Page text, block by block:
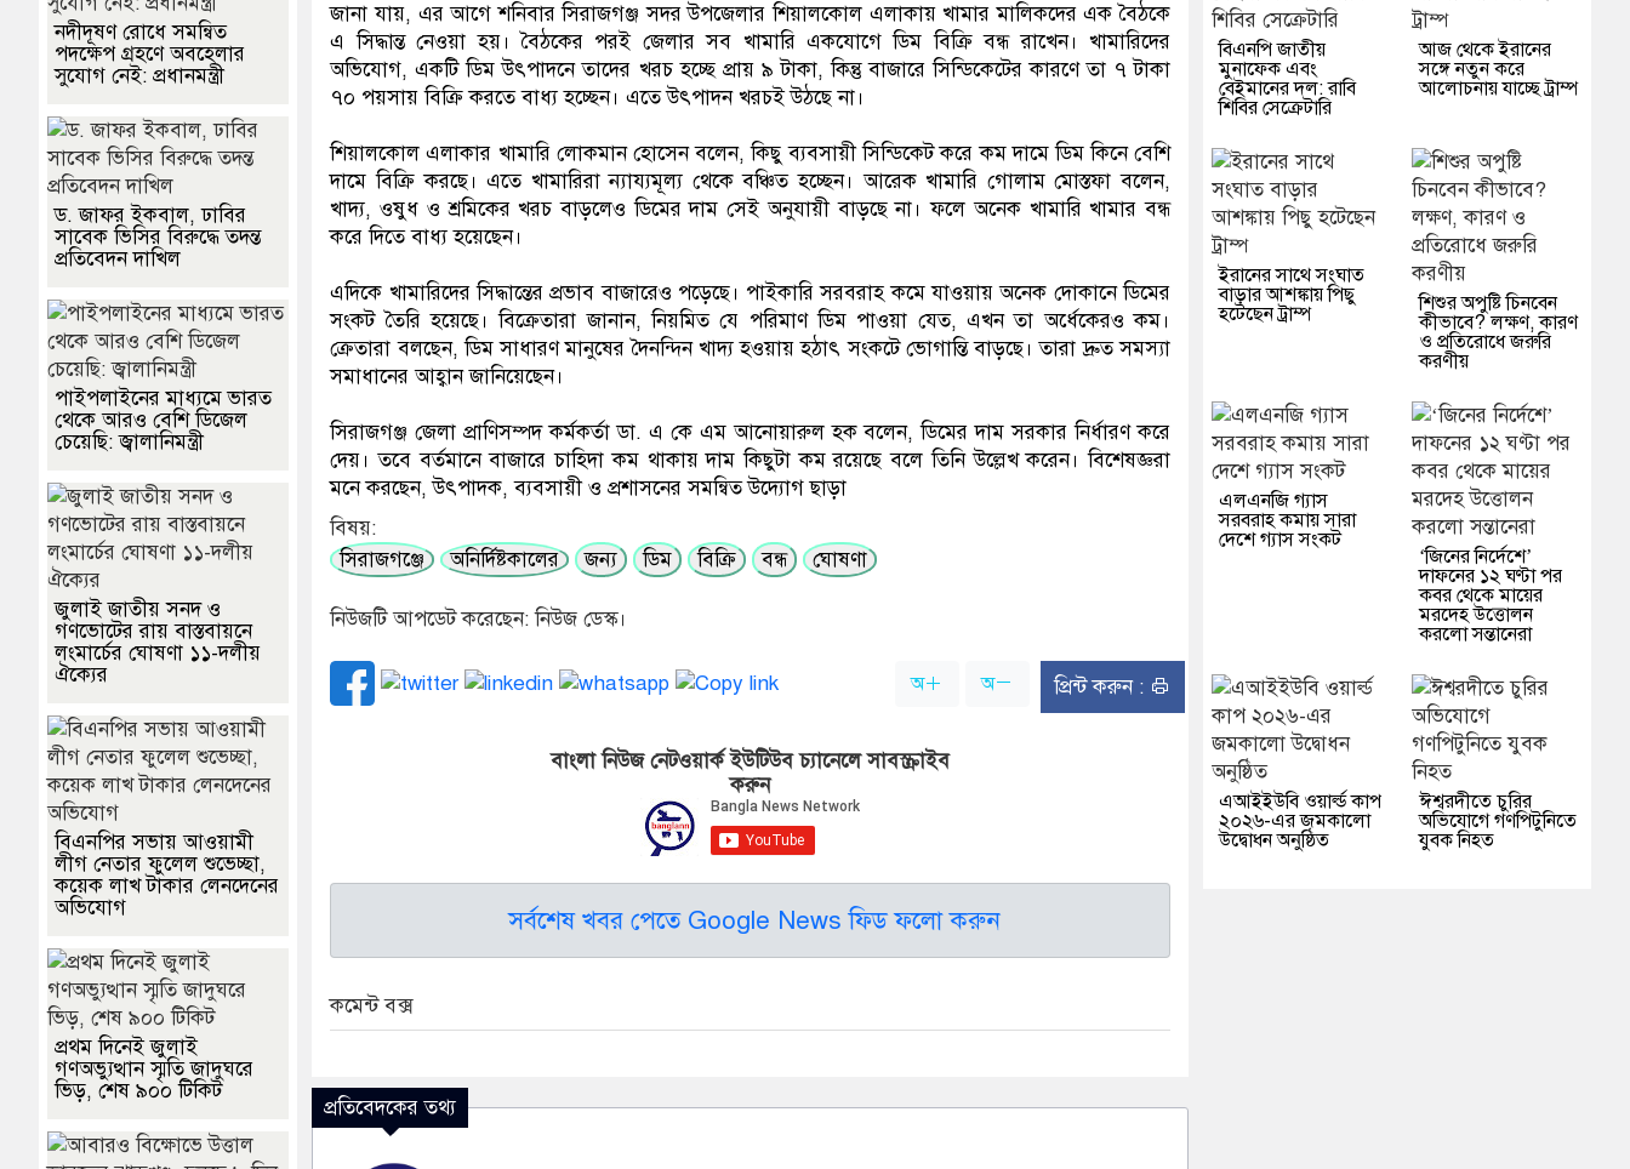
জানা যায়, এর আগে শনিবার সিরাজগঞ্জ সদর উপজেলার শিয়ালকোল এলাকায় খামার মালিকদের এক বৈঠকে
এ সিদ্ধান্ত নেওয়া হয়। বৈঠকের পরই জেলার সব খামারি একযোগে ডিম বিক্রি বন্ধ রাখেন। খামারিদের
অভিযোগ, একটি ডিম উৎপাদনে তাদের খরচ হচ্ছে প্রায় ৯ টাকা, কিন্তু বাজারে সিন্ডিকেটের কারণে তা ৭ টাকা
৭০ পয়সায় বিক্রি করতে বাধ্য হচ্ছেন। এতে উৎপাদন খরচই উঠছে না।
শিয়ালকোল এলাকার খামারি লোকমান হোসেন বলেন, কিছু ব্যবসায়ী সিন্ডিকেট করে কম দামে ডিম কিনে বেশি
দামে বিক্রি করছে। এতে খামারিরা ন্যায্যমূল্য থেকে বঞ্চিত হচ্ছেন। আরেক খামারি গোলাম মোস্তফা বলেন,
খাদ্য, ওষুধ ও শ্রমিকের খরচ বাড়লেও ডিমের দাম সেই অনুযায়ী বাড়ছে না। ফলে অনেক খামারি খামার বন্ধ
করে দিতে বাধ্য হয়েছেন।
এদিকে খামারিদের সিদ্ধান্তের প্রভাব বাজারেও পড়েছে। পাইকারি সরবরাহ কমে যাওয়ায় অনেক দোকানে ডিমের
সংকট তৈরি হয়েছে। বিক্রেতারা জানান, নিয়মিত যে পরিমাণ ডিম পাওয়া যেত, এখন তা অর্ধেকেরও কম।
ক্রেতারা বলছেন, ডিম সাধারণ মানুষের দৈনন্দিন খাদ্য হওয়ায় হঠাৎ সংকটে ভোগান্তি বাড়ছে। তারা দ্রুত সমস্যা
সমাধানের আহ্বান জানিয়েছেন।
সিরাজগঞ্জ জেলা প্রাণিসম্পদ কর্মকর্তা ডা. এ কে এম আনোয়ারুল হক বলেন, ডিমের দাম সরকার নির্ধারণ করে
দেয়। তবে বর্তমানে বাজারে চাহিদা কম থাকায় দাম কিছুটা কম রয়েছে বলে তিনি উল্লেখ করেন। বিশেষজ্ঞরা
মনে করছেন, উৎপাদক, ব্যবসায়ী ও প্রশাসনের সমন্বিত উদ্যোগ ছাড়া
বিষয়:
সিরাজগঞ্জে
অনির্দিষ্টকালের জন্য ডিম বিক্রি বন্ধ ঘোষণা
নিউজটি আপডেট করেছেন: নিউজ ডেস্ক।
অ অ প্রিন্ট করুন :
বাংলা নিউজ নেটওয়ার্ক ইউটিউব চ্যানেলে সাবস্ক্রাইব
করুন
সর্বশেষ খবর পেতে Google News ফিড ফলো করুন
কমেন্ট বক্স
প্রতিবেদকের তথ্য
নদীদূষণ রোধে সমন্বিত
পদক্ষেপ গ্রহণে অবহেলার
সুযোগ নেই: প্রধানমন্ত্রী
ড. জাফর ইকবাল, ঢাবির
সাবেক ভিসির বিরুদ্ধে তদন্ত
প্রতিবেদন দাখিল
পাইপলাইনের মাধ্যমে ভারত
থেকে আরও বেশি ডিজেল
চেয়েছি: জ্বালানিমন্ত্রী
জুলাই জাতীয় সনদ ও
গণভোটের রায় বাস্তবায়নে
লংমার্চের ঘোষণা ১১-দলীয়
ঐক্যের
বিএনপির সভায় আওয়ামী
লীগ নেতার ফুলেল শুভেচ্ছা,
কয়েক লাখ টাকার লেনদেনের
অভিযোগ
প্রথম দিনেই জুলাই
গণঅভ্যুত্থান স্মৃতি জাদুঘরে
ভিড়, শেষ ৯০০ টিকিট
বিএনপি জাতীয়
মুনাফেক এবং
বেইমানের দল: রাবি
শিবির সেক্রেটারি
আজ থেকে ইরানের
সঙ্গে নতুন করে
আলোচনায় যাচ্ছে ট্রাম্প
ইরানের সাথে সংঘাত
বাড়ার আশঙ্কায় পিছু
হটেছেন ট্রাম্প
শিশুর অপুষ্টি চিনবেন
কীভাবে? লক্ষণ, কারণ
ও প্রতিরোধে জরুরি
করণীয়
এলএনজি গ্যাস
সরবরাহ কমায় সারা
দেশে গ্যাস সংকট
‘জিনের নির্দেশে’
দাফনের ১২ ঘণ্টা পর
কবর থেকে মায়ের
মরদেহ উত্তোলন
করলো সন্তানেরা
এআইইউবি ওয়ার্ল্ড কাপ
২০২৬-এর জমকালো
উদ্বোধন অনুষ্ঠিত
ঈশ্বরদীতে চুরির
অভিযোগে গণপিটুনিতে
যুবক নিহত